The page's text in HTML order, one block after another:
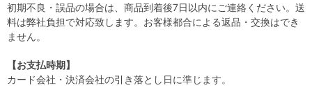
初期不良・誤品の場合は、商品到着後7日以内にご連絡ください。送
料は弊社負担で対応致します。お客様都合による返品・交換はでき
ません。
【お支払時期】
カード会社・決済会社の引き落とし日に準じます。